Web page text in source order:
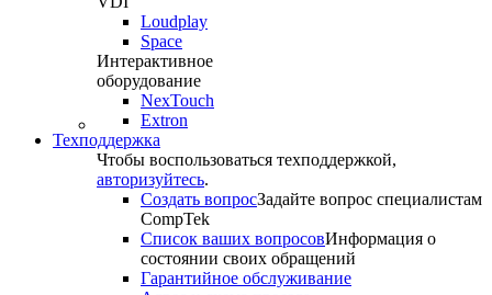
Loudplay
Space
Интерактивное
оборудование
NexTouch
Extron
Техподдержка
Чтобы воспользоваться техподдержкой,
авторизуйтесь.
Создать вопросЗадайте вопрос специалистам
CompTek
Список ваших вопросовИнформация о
состоянии своих обращений
Гарантийное обслуживание